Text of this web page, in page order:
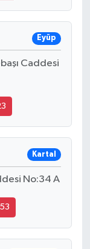
Eyüp
Caddesi
Kartal
No:34 A